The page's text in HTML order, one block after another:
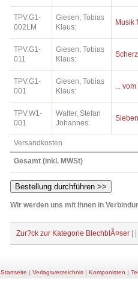
TPV.G1-
002LM
Giesen, Tobias
Klaus:
Musik
TPV.G1-
011
Giesen, Tobias
Klaus:
TPV.G1-
001
Giesen, Tobias
Klaus:
...
TPV.W1-
001
Walter, Stefan
Johannes:
Versandkosten
Gesamt (inkl. MWSt)
Wir werden uns mit Ihnen in
Zur?ck zur Kategorie BlechblÃ¤ser
Startseite | Verlagsverzeichnis| Komponisten |